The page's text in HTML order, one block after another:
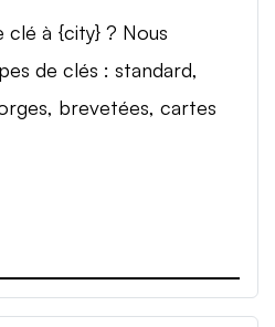
clé à {city} ? Nous
de clés : standard,
brevetées, cartes